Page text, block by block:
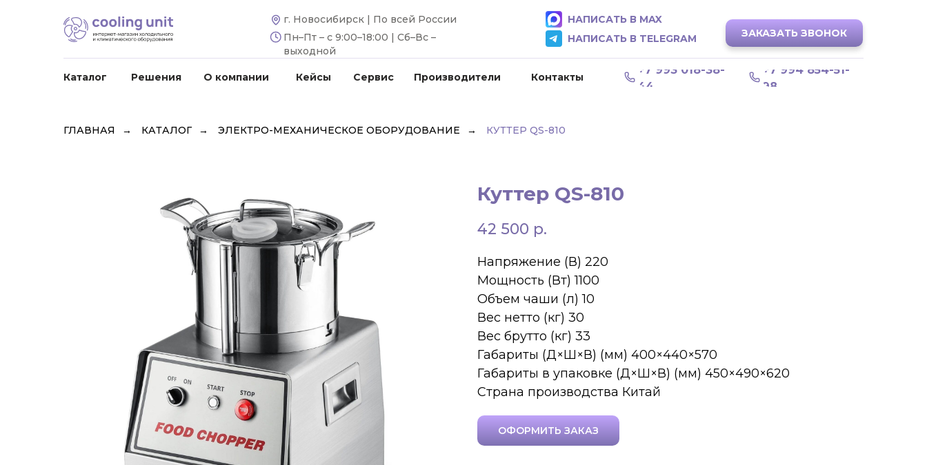
Каталог Решения О компании Кейсы Сервис Производители Контакты
+7 994 854-51-
98
+7 993 018-38-
44
ЗАКАЗАТЬ ЗВОНОК
Пн–Пт – с 9:00–18:00 | Сб–Вс –
выходной
г. Новосибирск | По всей России
НАПИСАТЬ В TELEGRAM
НАПИСАТЬ В MAX
ГЛАВНАЯ → КАТАЛОГ → ЭЛЕКТРО-МЕХАНИЧЕСКОЕ ОБОРУДОВАНИЕ → КУТТЕР QS-810
Куттер QS-810
42 500 р.
Напряжение (В) 220
Мощность (Вт) 1100
Объем чаши (л) 10
Вес нетто (кг) 30
Вес брутто (кг) 33
Габариты (Д×Ш×В) (мм) 400×440×570
Габариты в упаковке (Д×Ш×В) (мм) 450×490×620
Страна производства Китай
ОФОРМИТЬ ЗАКАЗ